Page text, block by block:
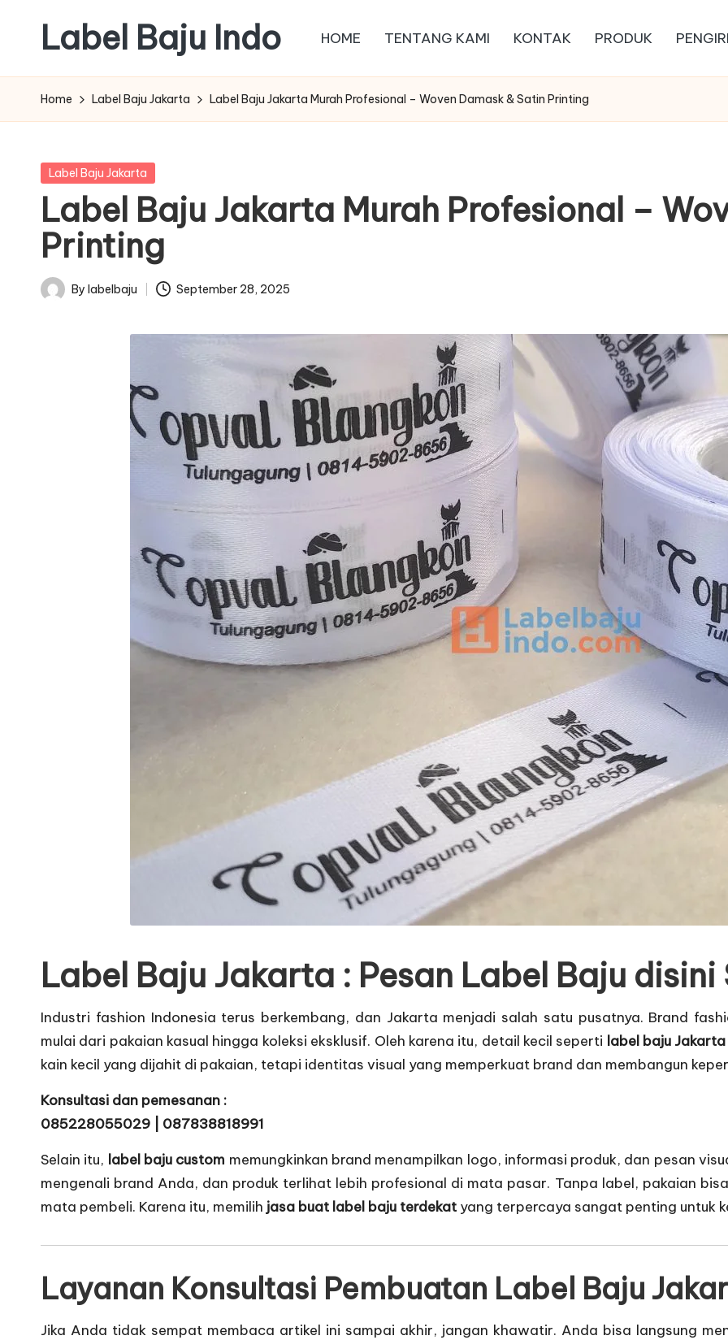
content
Label Baju Indo HOME TENTANG KAMI KONTAK PRODUK
Home Label Baju Jakarta Label Baju Jakarta Murah Profesional – Woven Damask & Satin Printing
Posted
Label Baju Jakarta
Label Baju Jakarta Murah Profesional –
Printing
Posted
By labelbaju September 28, 2025
Label Baju Jakarta : Pesan Label Baju disini
Industri fashion Indonesia terus berkembang, dan Jakarta menjadi salah satu pusatnya. Brand
mulai dari pakaian kasual hingga koleksi eksklusif. Oleh karena itu, detail kecil seperti label baju Jakarta
kain kecil yang dijahit di pakaian, tetapi identitas visual yang memperkuat brand dan membangun
Konsultasi dan pemesanan :
085228055029 | 087838818991
Selain itu, label baju custom memungkinkan brand menampilkan logo, informasi produk, dan pesan
mengenali brand Anda, dan produk terlihat lebih profesional di mata pasar. Tanpa label, pakaian
mata pembeli. Karena itu, memilih jasa buat label baju terdekat yang terpercaya sangat penting untuk
Layanan Konsultasi Pembuatan Label Baju
Jika Anda tidak sempat membaca artikel ini sampai akhir, jangan khawatir. Anda bisa langsung